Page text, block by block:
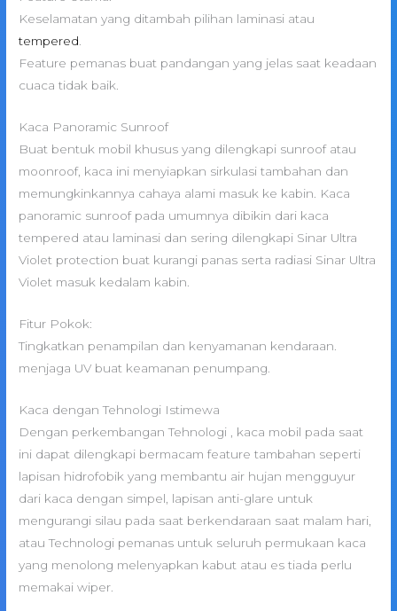
Keselamatan yang ditambah pilihan laminasi atau
tempered
Feature pemanas buat pandangan yang jelas saat keadaan
cuaca tidak baik.
Kaca Panoramic Sunroof
Buat bentuk mobil khusus yang dilengkapi sunroof atau
moonroof, kaca ini menyiapkan sirkulasi tambahan dan
memungkinkannya cahaya alami masuk ke kabin. Kaca
panoramic sunroof pada umumnya dibikin dari kaca
tempered atau laminasi dan sering dilengkapi Sinar Ultra
Violet protection buat kurangi panas serta radiasi Sinar Ultra
Violet masuk kedalam kabin.
Fitur Pokok:
Tingkatkan penampilan dan kenyamanan kendaraan.
menjaga UV buat keamanan penumpang.
Kaca dengan Tehnologi Istimewa
Dengan perkembangan Tehnologi , kaca mobil pada saat
ini dapat dilengkapi bermacam feature tambahan seperti
lapisan hidrofobik yang membantu air hujan mengguyur
dari kaca dengan simpel, lapisan anti-glare untuk
mengurangi silau pada saat berkendaraan saat malam hari,
atau Technologi pemanas untuk seluruh permukaan kaca
yang menolong melenyapkan kabut atau es tiada perlu
memakai wiper.